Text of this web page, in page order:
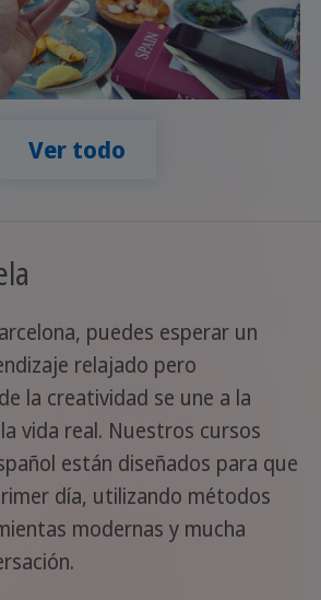
Ver todo
puedes esperar un
relajado pero
la creatividad se une a la
vida real. Nuestros cursos
están diseñados para que
día, utilizando métodos
modernas y mucha